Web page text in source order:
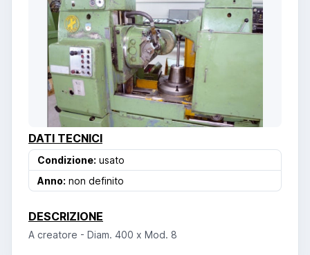
DATI TECNICI
Condizione: usato
Anno: non definito
DESCRIZIONE
A creatore - Diam. 400 x Mod. 8